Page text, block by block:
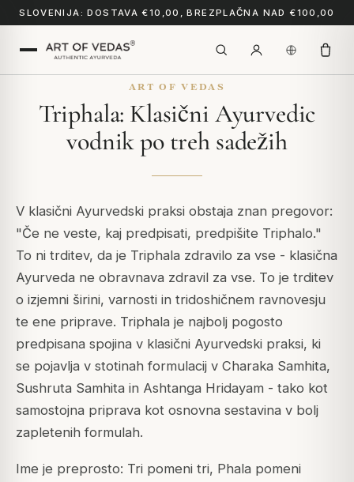
SLOVENIJA: DOSTAVA €10,00, BREZPLAČNA NAD €100,00
ART OF VEDAS
Triphala: Klasični Ayurvedic
vodnik po treh sadežih
V klasični Ayurvedski praksi obstaja znan pregovor:
"Če ne veste, kaj predpisati, predpišite Triphalo."
To ni trditev, da je Triphala zdravilo za vse - klasična
Ayurveda ne obravnava zdravil za vse. To je trditev
o izjemni širini, varnosti in tridoshičnem ravnovesju
te ene priprave. Triphala je najbolj pogosto
predpisana spojina v klasični Ayurvedski praksi, ki
se pojavlja v stotinah formulacij v Charaka Samhita,
Sushruta Samhita in Ashtanga Hridayam - tako kot
samostojna priprava kot osnovna sestavina v bolj
zapletenih formulah.
Ime je preprosto: Tri pomeni tri, Phala pomeni